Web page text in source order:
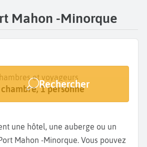
Mahon -Minorque
- Port Mahon
de votre séjour
et voyageurs
1 personne
Rechercher
une hôtel, une auberge ou un
Mahon -Minorque. Vous pouvez